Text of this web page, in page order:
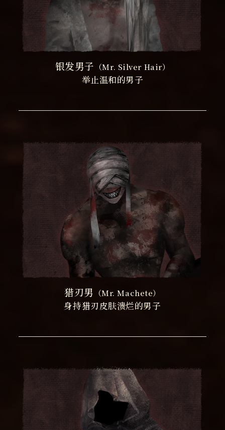
银发男子 （Mr. Silver Hair）
举止温和的男子
猎刃男 （Mr. Machete）
身持猎刃皮肤溃烂的男子